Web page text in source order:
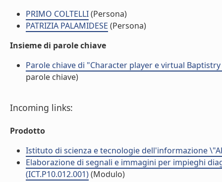
PRIMO COLTELLI(Persona)
PATRIZIA PALAMIDESE (Persona)
Insieme di parole chiave
Parole chiave di "Character player e virtual
parole chiave)
Incoming links:
Prodotto
Istituto di scienza e tecnologie dell'informazione
Elaborazione di segnali e immagini per impieghi
(ICT.P10.012.001)(Modulo)